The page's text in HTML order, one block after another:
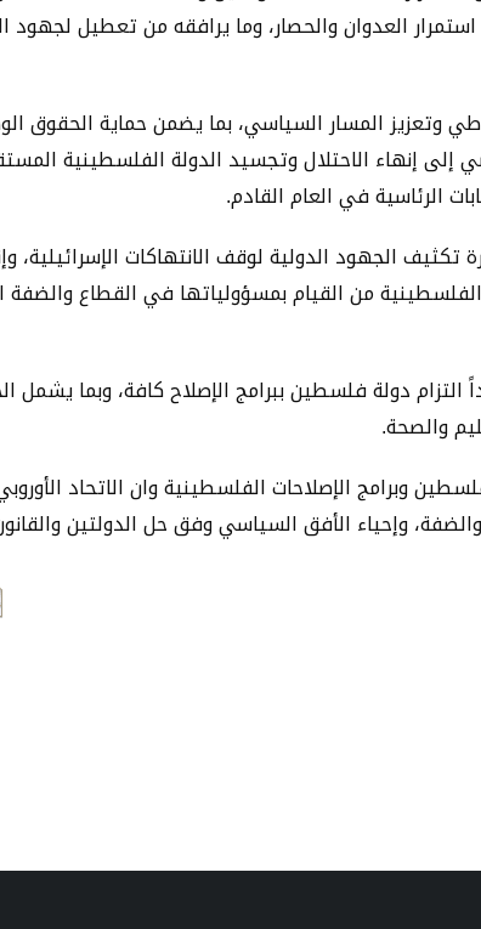
العدوان والحصار، وما يرافقه من تعطيل لجهود
وتعزيز المسار السياسي، بما يضمن حماية الحقوق
إنهاء الاحتلال وتجسيد الدولة الفلسطينية
الرئاسية في العام القادم.
الجهود الدولية لوقف الانتهاكات الإسرائيلية،
من القيام بمسؤولياتها في القطاع والضفة
التزام دولة فلسطين ببرامج الإصلاح كافة، وبما يشمل
والصحة.
وبرامج الإصلاحات الفلسطينية وان الاتحاد
وإحياء الأفق السياسي وفق حل الدولتين